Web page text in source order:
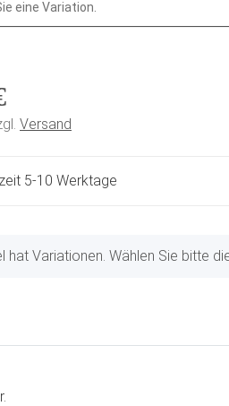
eine Variation.
Versand
5-10 Werktage
hat Variationen. Wählen Sie bitte